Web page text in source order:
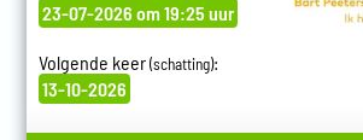
23-07-2026 om 19:25 uur
Volgende keer(schatting):
13-10-2026